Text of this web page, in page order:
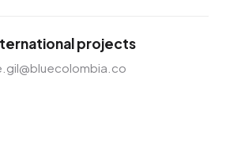
projects